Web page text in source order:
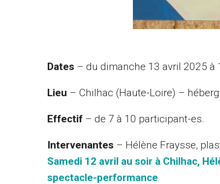
Dates – du dimanche 13 avril 2025 à
Lieu – Chilhac (Haute-Loire) –
Effectif – de 7 à 10 participant-es.
Intervenantes – Hélène Fraysse,
Samedi 12 avril au soir à Chilhac,
spectacle-performance